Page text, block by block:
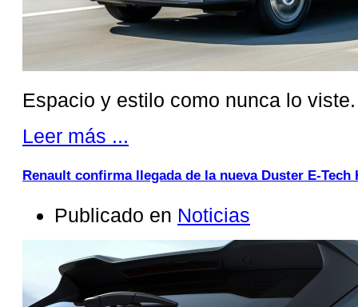
Espacio y estilo como nunca lo viste.
Leer más ...
Renault confirma llegada de la nueva Duster E-Tech
Publicado en Noticias